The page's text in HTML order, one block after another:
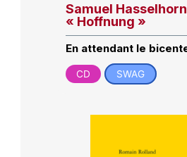
Samuel Hasselhorn,
« Hoffnung »
En attendant le
CD SWAG